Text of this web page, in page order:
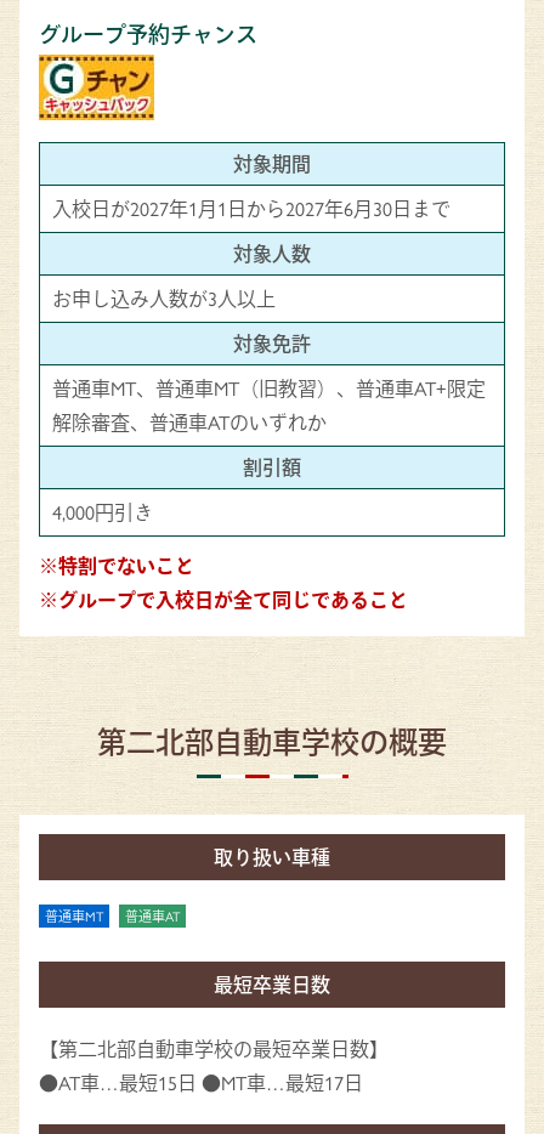
グループ予約チャンス
対象期間
入校日が2027年1月1日から2027年6月30日まで
対象人数
お申し込み人数が3人以上
対象免許
普通車MT、普通車MT（旧教習）、普通車AT+限定
解除審査、普通車ATのいずれか
割引額
4,000円引き
※特割でないこと
※グループで入校日が全て同じであること
第二北部自動車学校の概要
取り扱い車種
普通車MT 普通車AT
最短卒業日数
【第二北部自動車学校の最短卒業日数】
●AT車…最短15日 ●MT車…最短17日